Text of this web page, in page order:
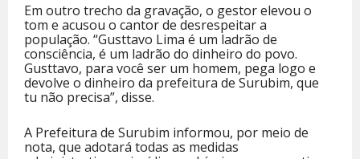
Em outro trecho da gravação, o gestor elevou o
tom e acusou o cantor de desrespeitar a
população. “Gusttavo Lima é um ladrão de
consciência, é um ladrão do dinheiro do povo.
Gusttavo, para você ser um homem, pega logo e
devolve o dinheiro da prefeitura de Surubim, que
tu não precisa”, disse.
A Prefeitura de Surubim informou, por meio de
nota, que adotará todas as medidas